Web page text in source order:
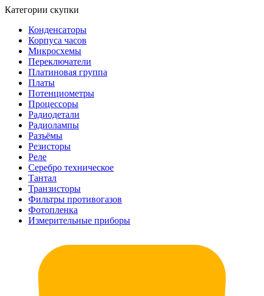
Категории скупки
Конденсаторы
Корпуса часов
Микросхемы
Переключатели
Платиновая группа
Платы
Потенциометры
Процессоры
Радиодетали
Радиолампы
Разъёмы
Резисторы
Реле
Серебро техническое
Тантал
Транзисторы
Фильтры противогазов
Фотопленка
Измерительные приборы